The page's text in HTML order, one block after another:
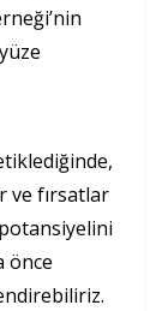
ve fırsatlar
önce